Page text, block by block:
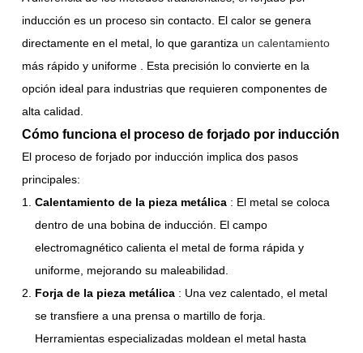
inducción es un proceso sin contacto. El calor se genera
directamente en el metal, lo que garantiza un calentamiento
más rápido y uniforme
. Esta precisión lo convierte en la
opción ideal para industrias que requieren componentes de
alta calidad.
Cómo funciona el proceso de forjado por inducción
El proceso de forjado por inducción implica dos pasos
principales:
Calentamiento de la pieza metálica : El metal se coloca
dentro de una bobina de inducción. El campo
electromagnético calienta el metal de forma rápida y
uniforme, mejorando su maleabilidad.
Forja de la pieza metálica : Una vez calentado, el metal
se transfiere a una prensa o martillo de forja.
Herramientas especializadas moldean el metal hasta